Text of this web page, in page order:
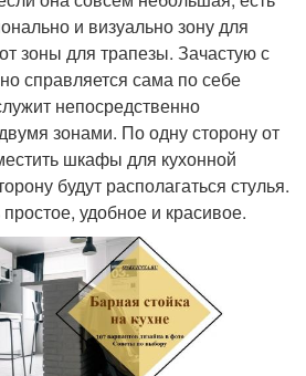
и визуально зону для
зоны для трапезы. Зачастую с
справляется сама по себе
непосредственно
зонами. По одну сторону от
шкафы для кухонной
будут располагаться стулья.
удобное и красивое.